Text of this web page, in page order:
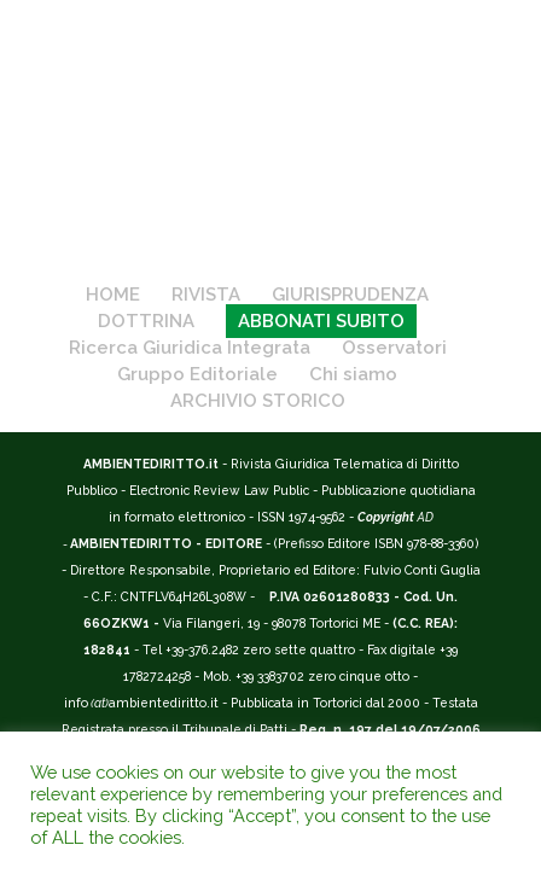
HOME RIVISTA
GIURISPRUDENZA
DOTTRINA
ABBONATI SUBITO
Ricerca Giuridica Integrata
Osservatori
Gruppo Editoriale
Chi siamo
ARCHIVIO STORICO
AMBIENTEDIRITTO.it - Rivista Giuridica Telematica di Diritto
Pubblico - Electronic Review Law Public - Pubblicazione quotidiana
in formato elettronico - ISSN 1974-9562 - Copyright AD
-AMBIENTEDIRITTO - EDITORE - (Prefisso Editore ISBN 978-88-3360)
- Direttore Responsabile, Proprietario ed Editore: Fulvio Conti Guglia
- C.F.: CNTFLV64H26L308W -
P.IVA 02601280833 - Cod. Un.
66OZKW1 - Via Filangeri, 19 - 98078 Tortorici ME - (C.C. REA):
182841 - Tel +39-376.2482 zero sette quattro - Fax digitale +39
1782724258 - Mob. +39 3383702 zero cinque otto -
info(at)ambientediritto.it - Pubblicata in Tortorici dal 2000 - Testata
Registrata presso il Tribunale di Patti -Reg. n. 197 del 19/07/2006
__________
La Rivista Giuridica AMBIENTEDIRITTO.IT ISSN 1974-9562
riconosciuta ed inserita nell'Area 12 - (
We use cookies on our website to give you the most
relevant experience by remembering your preferences and
repeat visits. By clicking “Accept”, you consent to the use
of ALL the cookies.